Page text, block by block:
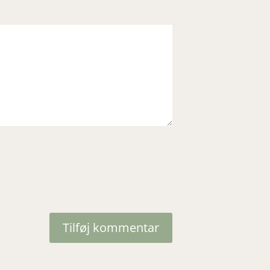
Tilføj kommentar